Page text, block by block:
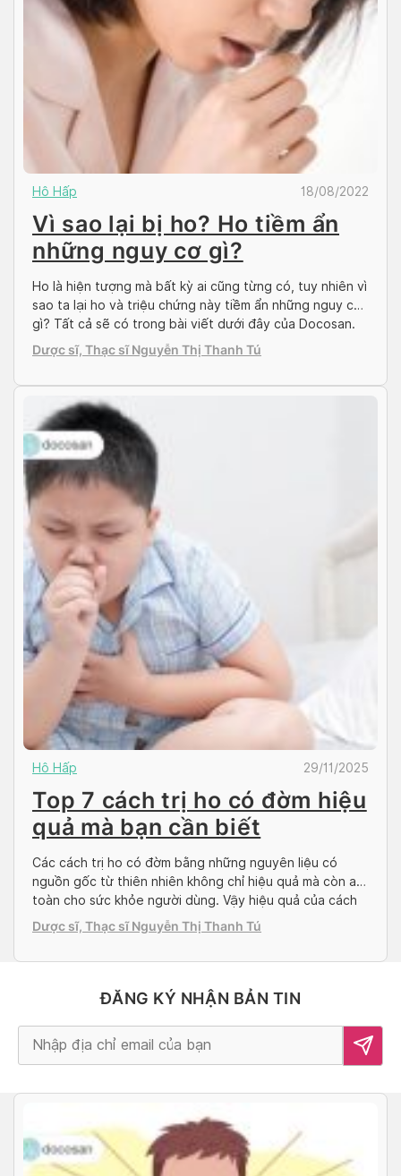
Hô Hấp 18/08/2022
Vì sao lại bị ho? Ho tiềm ẩn
những nguy cơ gì?
Ho là hiện tượng mà bất kỳ ai cũng từng có, tuy nhiên vì
sao ta lại ho và triệu chứng này tiềm ẩn những nguy cơ
gì? Tất cả sẽ có trong bài viết dưới đây của Docosan.
Những điều cần biết về cơn ho của bạn Ho là một hành
động phản xạ […]
Dược sĩ, Thạc sĩ Nguyễn Thị Thanh Tú
Hô Hấp 29/11/2025
Top 7 cách trị ho có đờm hiệu
quả mà bạn cần biết
Các cách trị ho có đờm bằng những nguyên liệu có
nguồn gốc từ thiên nhiên không chỉ hiệu quả mà còn an
toàn cho sức khỏe người dùng. Vậy hiệu quả của cách
trị đờm là gì? Có bao nhiêu cách chữa ho có đờm? Hãy
cùng Doctor có sẵn tìm hiểu trong bài viết dưới […]
Dược sĩ, Thạc sĩ Nguyễn Thị Thanh Tú
ĐĂNG KÝ NHẬN BẢN TIN